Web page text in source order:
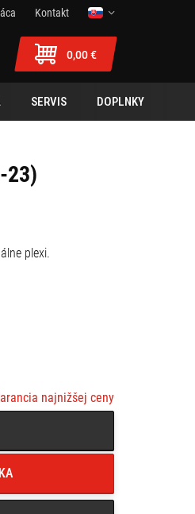
Kontakt
0,00 €
SERVIS DOPLNKY
23)
plexi.
najnižšej ceny